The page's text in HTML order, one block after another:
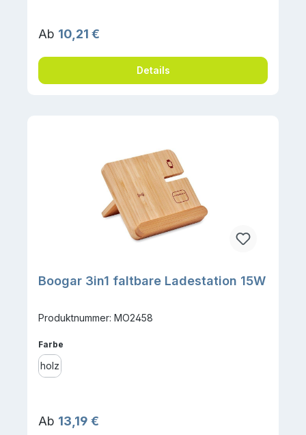
Regulärer Preis:
Ab 10,21 €
Details
Boogar 3in1 faltbare Ladestation 15W
Produktnummer: MO2458
Farbe
holz
Regulärer Preis:
Ab 13,19 €